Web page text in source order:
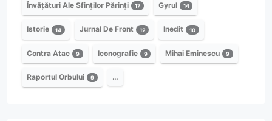
Învățături Ale Sfinților Părinți 17 Gyrul 14
Istorie 14 Jurnal De Front 12 Inedit 10
Contra Atac 9 Iconografie 9 Mihai Eminescu 9
Raportul Orbului 9 …